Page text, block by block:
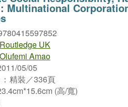
Multinational
Routledge UK
Olufemi Amao
05/05
： 精裝／336頁
(高/寬)